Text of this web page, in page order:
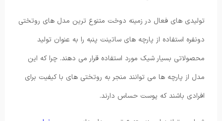
تولیدی های فعال در زمینه دوخت متنوع ترین مدل های روتختی
دونفره استفاده از پارچه های ساتینت پنبه را به عنوان تولید
محصولاتی بسیار شیک مورد استفاده قرار می دهند. چرا که این
مدل از پارچه ها می توانند منجر به روتختی های با کیفیت برای
افرادی باشند که پوست حساس دارند.